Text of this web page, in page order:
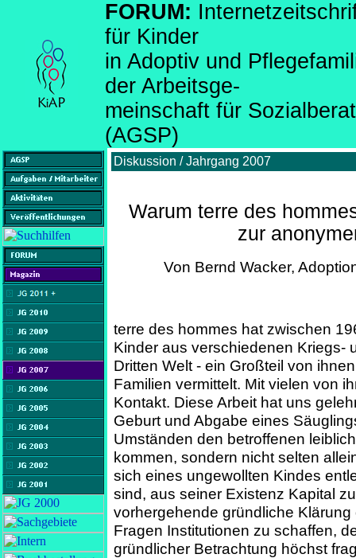
FORUM:
für Kinder
in Adoptiv und
der Arbeitsge-
meinschaft für
(AGSP)
Diskussion / Jahrgang 2007
Warum terre des
zur
Von Bernd Wacker,
terre des hommes hat zwischen
Kinder aus verschiedenen Kriegs-
Dritten Welt - ein Großteil von
Familien vermittelt. Mit vielen von
Kontakt. Diese Arbeit hat uns
Geburt und Abgabe eines
Umständen den betroffenen
kommen, sondern nicht selten
sich eines ungewollten Kindes
sind, aus seiner Existenz Kapital
vorhergehende gründliche
Fragen Institutionen zu schaffen,
gründlicher Betrachtung höchst